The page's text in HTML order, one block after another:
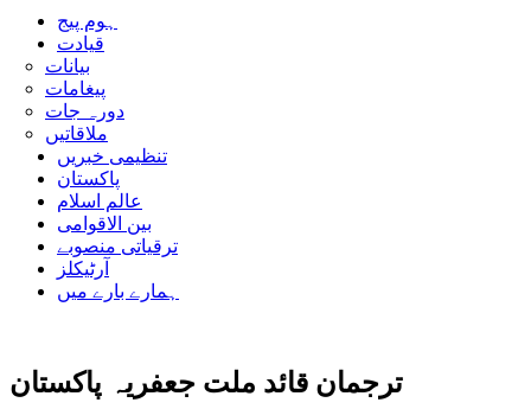
ہوم پیج
قیادت
بیانات
پیغامات
دورہ جات
ملاقاتیں
تنظیمی خبریں
پاکستان
عالم اسلام
بین الاقوامی
ترقیاتی منصوبے
آرٹیکلز
ہمارے بارے میں
ترجمان قائد ملت جعفریہ پاکستان